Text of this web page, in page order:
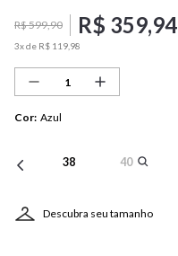
R$599,90 R$ 359,94
3x de R$ 119 98
Cor: Azul
38 40
Descubra seu tamanho